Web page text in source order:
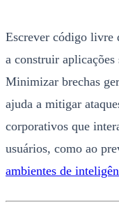
Escrever código livre
a construir aplicações
Minimizar brechas
ajuda a mitigar
corporativos que
usuários, como ao
ambientes de